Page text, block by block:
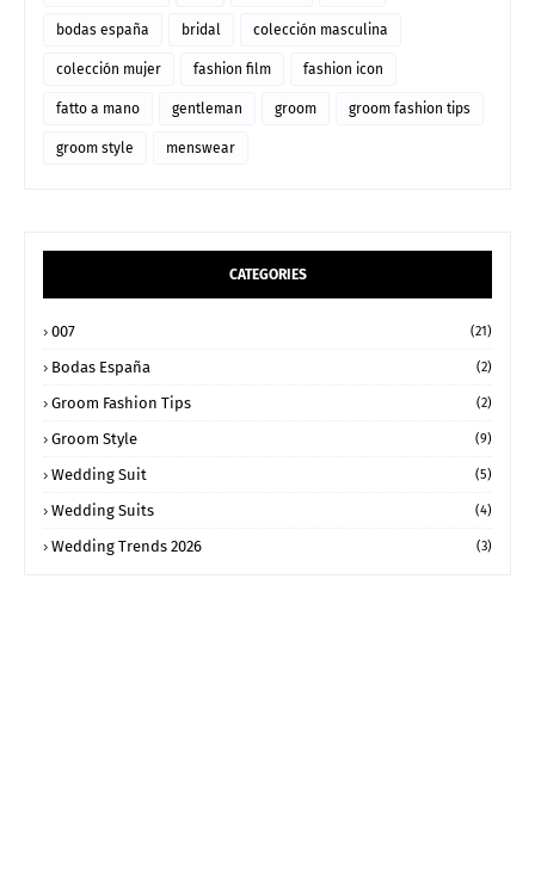
bodas españa bridal colección masculina
colección mujer fashion film fashion icon
fatto a mano gentleman groom groom fashion tips
groom style menswear
CATEGORIES
007 (21)
Bodas España (2)
Groom Fashion Tips (2)
Groom Style (9)
Wedding Suit (5)
Wedding Suits (4)
Wedding Trends 2026 (3)